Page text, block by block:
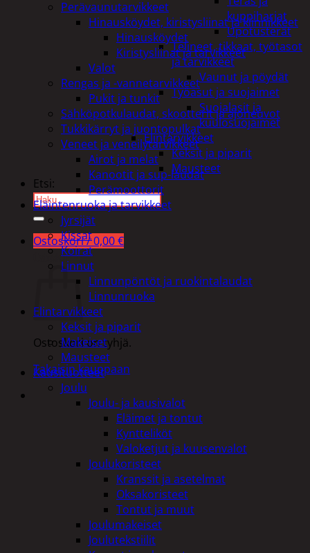
kuppiharjat
Upotusterät
Telineet, tikkaat, työtasot
ja tarvikkeet
Vaunut ja pöydät
Työasut ja suojaimet
Suojalasit ja
kuulosuojaimet
Elintarvikkeet
Keksit ja piparit
Mausteet
Etsi:
Ostoskori /0,00€
Ostoskori
Ostoskori on tyhjä.
Takaisin kauppaan
Perävaunutarvikkeet
Hinausköydet, kiristysliinat ja kiinnikkeet
Hinausköydet
Kiristysliinat ja tarvikkeet
Valot
Rengas ja -vannetarvikkeet
Pukit ja tunkit
Sähköpotkulaudat, skootterit ja ajoneuvot
Tukkikärryt ja juontopulkat
Veneet ja veneilytarvikkeet
Airot ja melat
Kanootit ja sup-laudat
Perämoottorit
Eläintenruoka ja tarvikkeet
Jyrsijät
Kissat
Koirat
Linnut
Linnunpöntöt ja ruokintalaudat
Linnunruoka
Elintarvikkeet
Keksit ja piparit
Makeiset
Mausteet
Kausituotteet
Joulu
Joulu- ja kausivalot
Eläimet ja tontut
Kyntteliköt
Valoketjut ja kuusenvalot
Joulukoristeet
Kranssit ja asetelmat
Oksakoristeet
Tontut ja muut
Joulumakeiset
Joulutekstiilit